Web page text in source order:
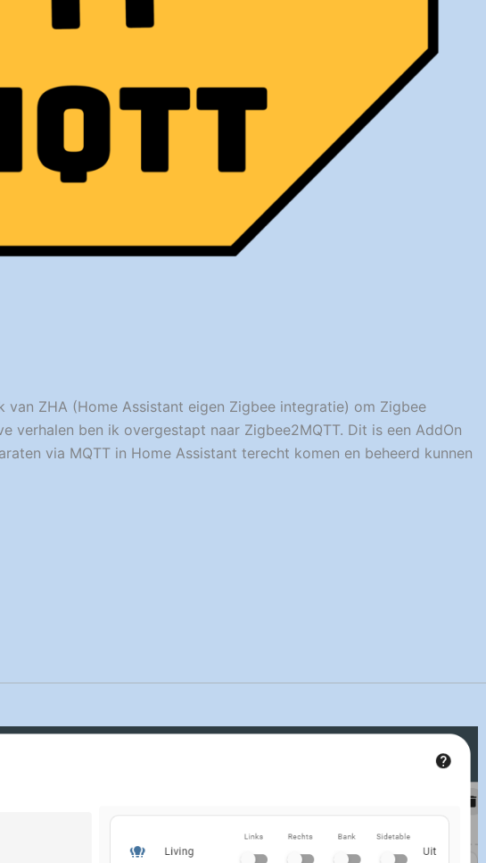
ZHA (Home Assistant eigen Zigbee integratie) om Zigbee
verhalen ben ik overgestapt naar Zigbee2MQTT. Dit is een AddOn
via MQTT in Home Assistant terecht komen en beheerd kunnen